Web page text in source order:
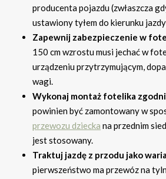
producenta pojazdu (zwłaszcza
ustawiony tyłem do kierunku
Zapewnij zabezpieczenie w
150 cm wzrostu musi jechać w
urządzeniu przytrzymującym,
wagi.
Wykonaj montaż fotelika
powinien być zamontowany w
przewozu dziecka na przednim
jest stosowany.
Traktuj jazdę z przodu jako
pierwszeństwo ma przewóz na